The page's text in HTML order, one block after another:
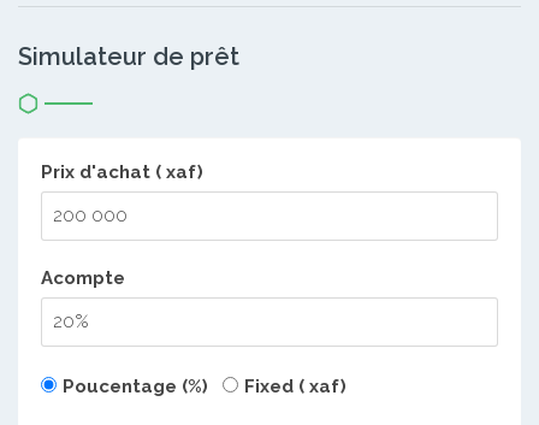
Simulateur de prêt
Prix d'achat ( xaf)
Acompte
Poucentage (%) Fixed ( xaf)